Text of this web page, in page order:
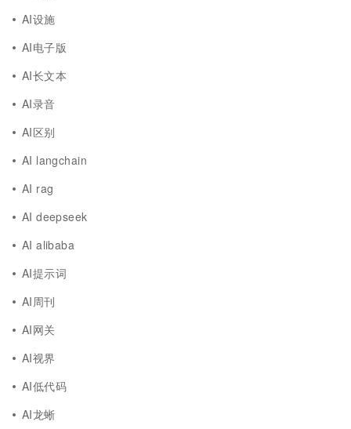
AI设施
AI电子版
AI长文本
AI录音
AI区别
AI langchain
AI rag
AI deepseek
AI alibaba
AI提示词
AI周刊
AI网关
AI视界
AI低代码
AI龙蜥